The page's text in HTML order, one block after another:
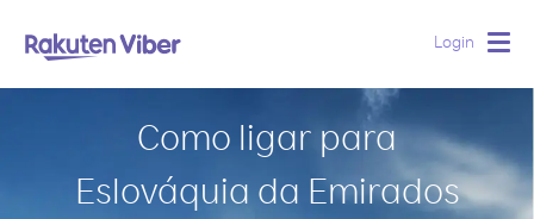
Login
Como ligar para
Eslováquia da Emirados